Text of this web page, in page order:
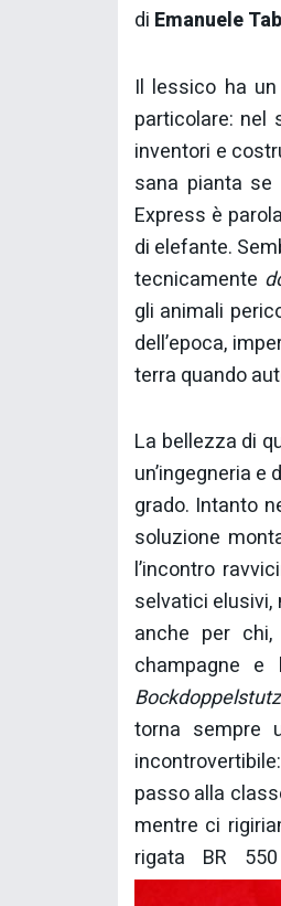
di Emanuele
Il lessico ha
particolare: nel
inventori e
sana pianta
Express è
di elefante.
tecnicamente
gli animali
dell’epoca,
terra quando
La bellezza di
un’ingegneria
grado. Intanto
soluzione
l’incontro
selvatici elusivi,
anche per
champagne
torna sempre
passo alla
mentre ci
rigata BR